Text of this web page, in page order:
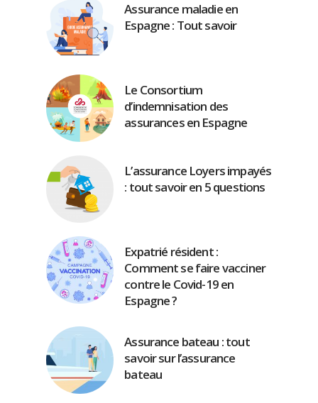
Assurance maladie en
Espagne : Tout savoir
Le Consortium
d’indemnisation des
assurances en Espagne
L’assurance Loyers impayés
: tout savoir en 5 questions
Expatrié résident :
Comment se faire vacciner
contre le Covid-19 en
Espagne ?
Assurance bateau : tout
savoir sur l’assurance
bateau